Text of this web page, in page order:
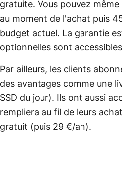
gratuite. Vous pouvez
au moment de l'achat puis
budget actuel. La garantie
optionnelles sont
Par ailleurs, les clients
des avantages comme une
SSD du jour). Ils ont aussi
rempliera au fil de leurs
gratuit (puis 29 €/an).